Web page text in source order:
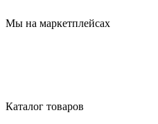
Мы на маркетплейсах
Каталог товаров